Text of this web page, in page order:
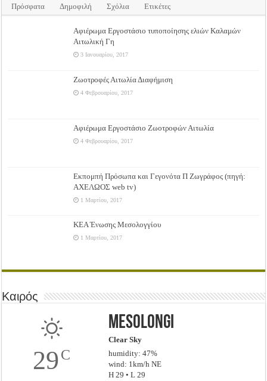
Πρόσφατα Δημοφιλή Σχόλια Ετικέτες
Αφιέρωμα Εργοστάσιο τυποποίησης ελιών Καλαμών
Αιτωλική Γη
3 Ιανουαρίου, 2017
Ζωοτροφές Αιτωλία Διαφήμιση
4 Φεβρουαρίου, 2017
Αφιέρωμα Εργοστάσιο Ζωοτροφών Αιτωλία
4 Φεβρουαρίου, 2017
Εκπομπή Πρόσωπα και Γεγονότα Π Ζωγράφος (πηγή:
ΑΧΕΛΩΟΣ web tv)
1 Μαρτίου, 2017
ΚΕΑ Ένωσης Μεσολογγίου
1 Μαρτίου, 2017
Καιρός
29C
Mesolongi
Clear Sky
humidity: 47%
wind: 1km/h NE
H 29 • L 29